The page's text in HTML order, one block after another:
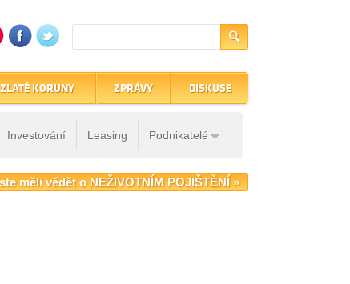
Investování Leasing Podnikatelé
KORUNY ZPRÁVY DISKUSE
měli vědět o NEŽIVOTNÍM POJIŠTĚNÍ »